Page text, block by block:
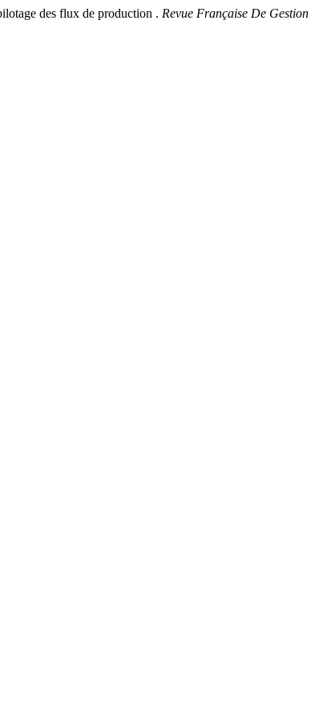
des flux de production . Revue Française De Gestion